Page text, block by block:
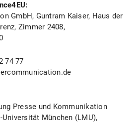
GmbH, Guntram Kaiser, Haus der
Zimmer 2408,
74 77
Presse und Kommunikation
München (LMU),